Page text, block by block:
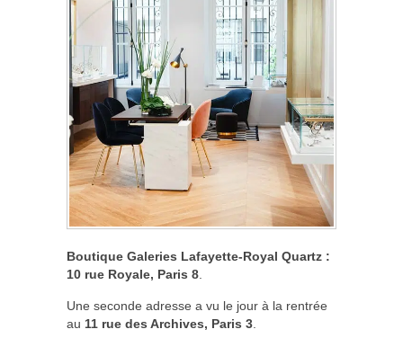
Boutique Galeries Lafayette-Royal Quartz :
10 rue Royale, Paris 8
Une seconde adresse a vu le jour à la rentrée
au 11 rue des Archives, Paris 3